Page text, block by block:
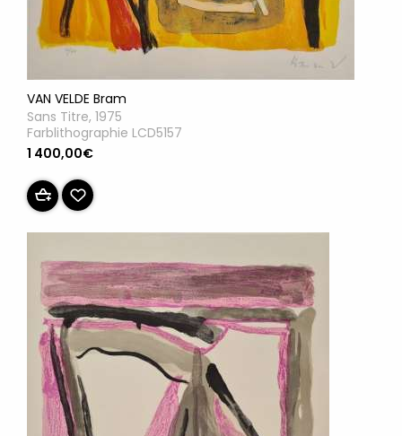
VAN VELDE Bram
Sans Titre, 1975
Farblithographie LCD5157
1 400,00€